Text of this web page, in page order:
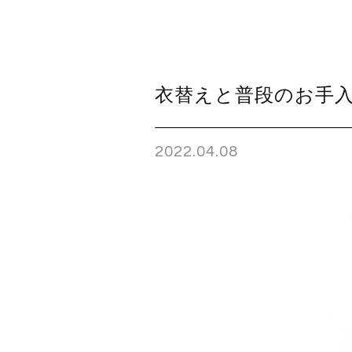
衣替えと普段のお手
2022.04.08